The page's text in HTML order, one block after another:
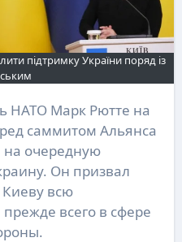
підтримку України поряд із
саммитом Альянса
на очередную
Он призвал
всю
всего в сфере